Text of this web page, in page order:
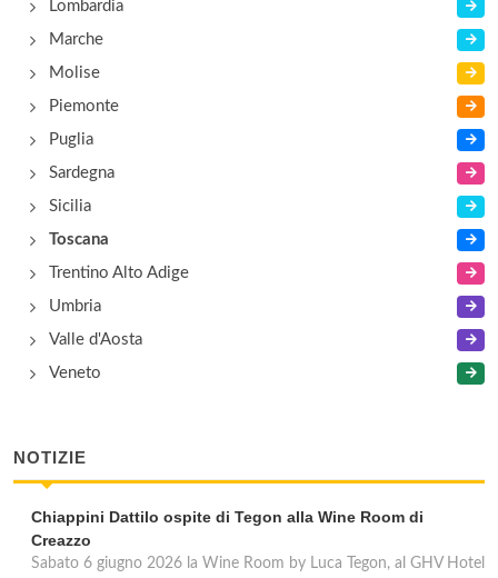
Al Parco
viale Mecenate 5, Arezzo
Lombardia
Marche
Molise
Piemonte
Puglia
Sardegna
Sicilia
Toscana
Trentino Alto Adige
Umbria
Valle d'Aosta
Veneto
NOTIZIE
Chiappini Dattilo ospite di Tegon alla Wine Room di
Creazzo
Sabato 6 giugno 2026 la Wine Room by Luca Tegon, al GHV Hotel